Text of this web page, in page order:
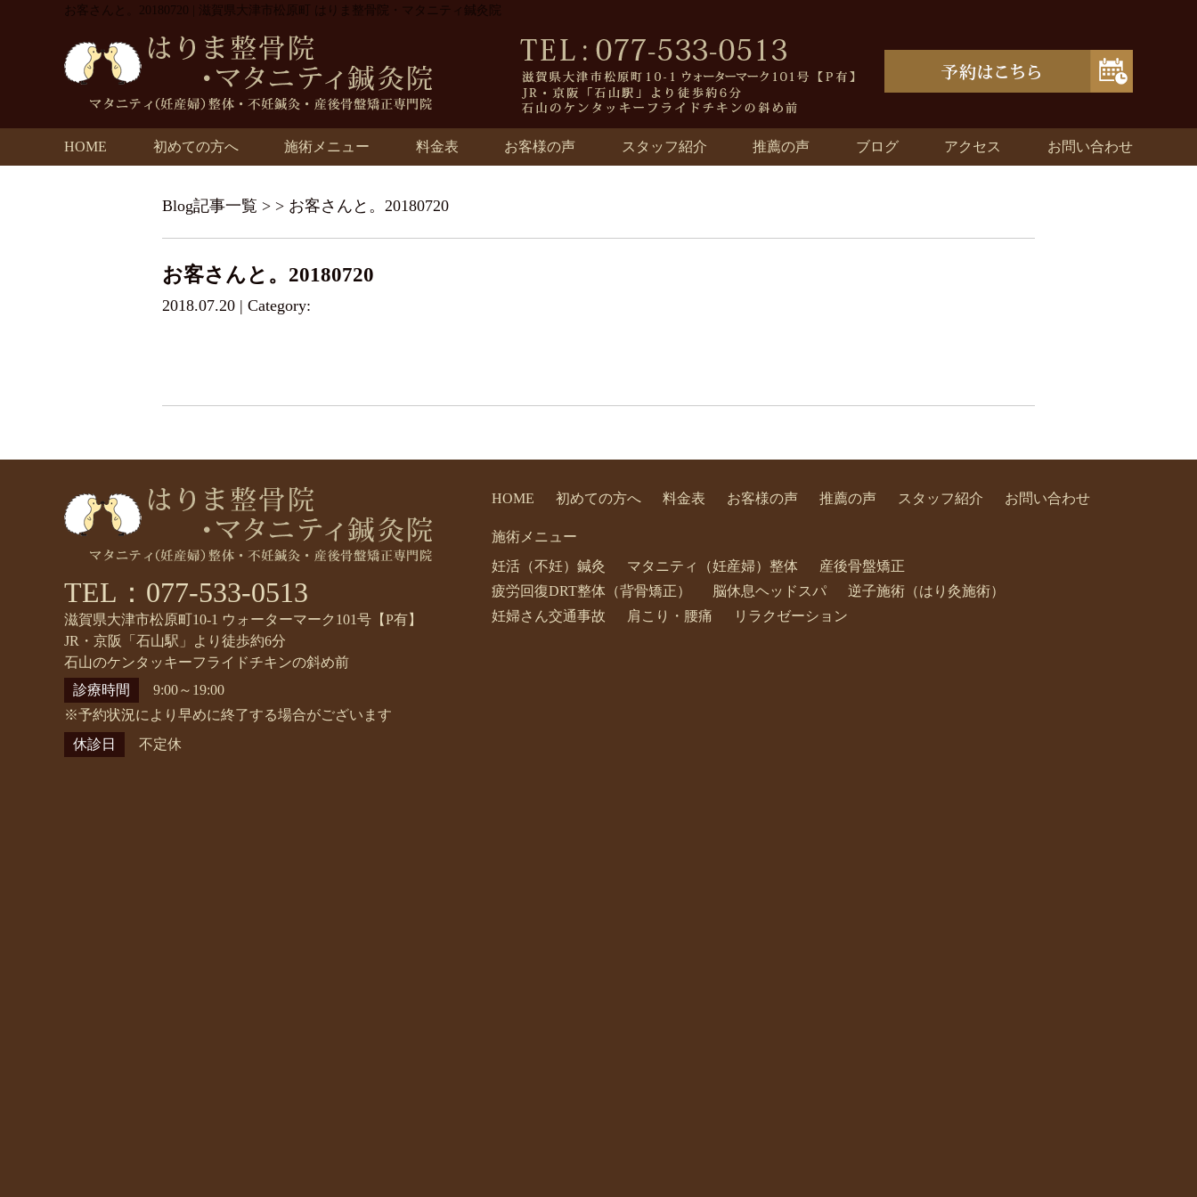
お客さんと。20180720 | 滋賀県大津市松原町 はりま整骨院・マタニティ鍼灸院
HOME 初めての方へ 施術メニュー 料金表 お客様の声 スタッフ紹介 推薦の声 ブログ アクセス お問い合わせ
Blog記事一覧 > > お客さんと。20180720
お客さんと。20180720
2018.07.20 | Category:
TEL：077-533-0513
滋賀県大津市松原町10-1 ウォーターマーク101号【P有】
JR・京阪「石山駅」より徒歩約6分
石山のケンタッキーフライドチキンの斜め前
診療時間
9:00～19:00
※予約状況により早めに終了する場合がございます
休診日
不定休
HOME 初めての方へ 料金表 お客様の声 推薦の声 スタッフ紹介 お問い合わせ
施術メニュー
妊活（不妊）鍼灸
マタニティ（妊産婦）整体
産後骨盤矯正
疲労回復DRT整体（背骨矯正）
脳休息ヘッドスパ
逆子施術（はり灸施術）
妊婦さん交通事故
肩こり・腰痛 リラクゼーション